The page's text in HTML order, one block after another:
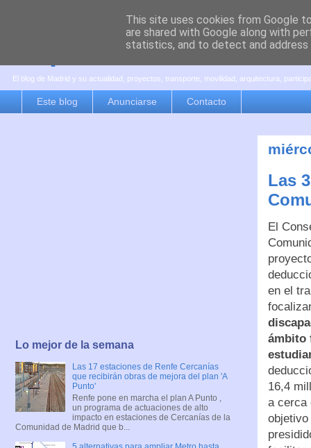
es por madrid
El blog de Madrid y su actualidad, proyectos, transporte, movilidad, arquitectura,
Este blog Anunciarse Contacto
Las
El
en el
ámbito
16,4
a cerca
Lo mejor de la semana
Las 17 estaciones de Renfe Cercanías
que recibirán obras de mejora del plan 'A
Punto'
Renfe pone en marcha el plan A Punto ,
un programa de actuaciones de alto
impacto en estaciones de Cercanías de la
Comunidad de Madrid que b...
This site uses cookies from Google
are shared with Google along with
statistics, and to detect and address